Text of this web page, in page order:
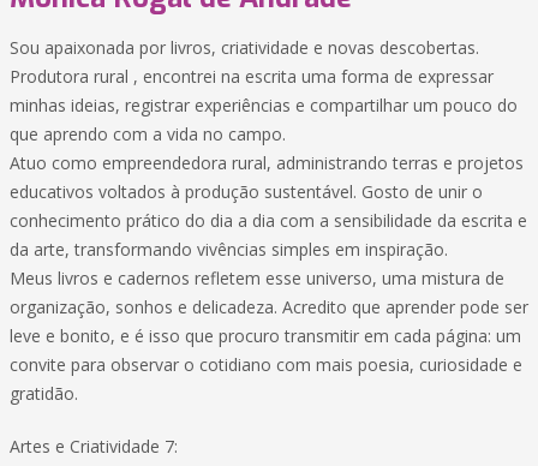
Sou apaixonada por livros, criatividade e novas descobertas.
Produtora rural , encontrei na escrita uma forma de expressar
minhas ideias, registrar experiências e compartilhar um pouco do
que aprendo com a vida no campo.
Atuo como empreendedora rural, administrando terras e projetos
educativos voltados à produção sustentável. Gosto de unir o
conhecimento prático do dia a dia com a sensibilidade da escrita e
da arte, transformando vivências simples em inspiração.
Meus livros e cadernos refletem esse universo, uma mistura de
organização, sonhos e delicadeza. Acredito que aprender pode ser
leve e bonito, e é isso que procuro transmitir em cada página: um
convite para observar o cotidiano com mais poesia, curiosidade e
gratidão.
Artes e Criatividade 7: